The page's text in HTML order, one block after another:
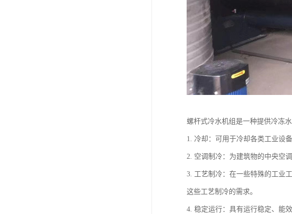
螺杆式冷水机组是一种提供冷冻
1. 冷却：可用于冷却各类工业设
2. 空调制冷：为建筑物的中央空
3. 工艺制冷：在一些特殊的工业
这些工艺制冷的需求。
4. 稳定运行：具有运行稳定、能